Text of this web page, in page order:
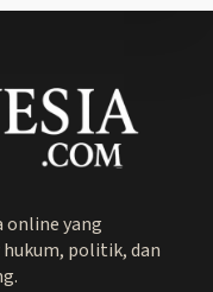
online yang
politik, dan